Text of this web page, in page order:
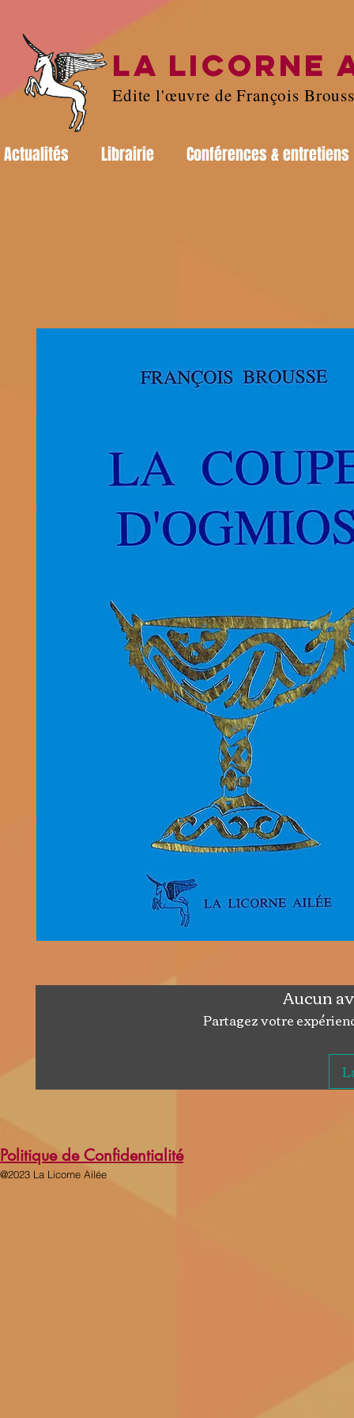
Actualités Librairie Conférences & entretiens
LA LICORNE
Edite l'œuvre de François
Aucun
Partagez votre
Politique de Confidentialité
@2023 La Licorne Ailée